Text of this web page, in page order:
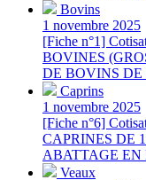
Bovins
1 novembre 2025
[Fiche n°1]
BOVINES
DE BOVINS DE
Caprins
1 novembre 2025
[Fiche n°6]
CAPRINES DE
ABATTAGE EN
Veaux